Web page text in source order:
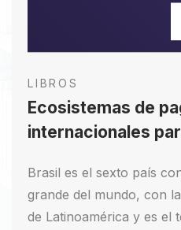
LIBROS
Ecosistemas de
internacionales
Brasil es el sexto país
grande del mundo, con
de Latinoamérica y es el